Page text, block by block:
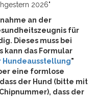
2026"
an der
für
Dieses muss bei
kann das Formular
Hundeausstellung"
eine formlose
der Hund (bitte mit
dass der